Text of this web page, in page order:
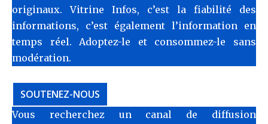
originaux. Vitrine Infos, c’est la fiabilité des
informations, c’est également l’information en
temps réel. Adoptez-le et consommez-le sans
modération.
SOUTENEZ-NOUS
Vous recherchez un canal de diffusion